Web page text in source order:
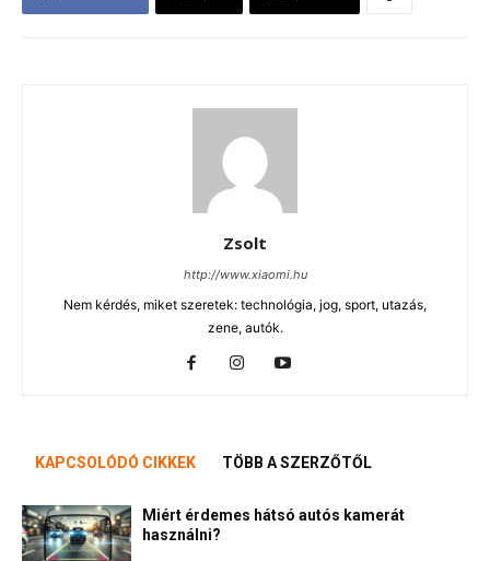
Zsolt
http://www.xiaomi.hu
Nem kérdés, miket szeretek: technológia, jog, sport, utazás,
zene, autók.
KAPCSOLÓDÓ CIKKEK TÖBB A SZERZŐTŐL
Miért érdemes hátsó autós kamerát
használni?